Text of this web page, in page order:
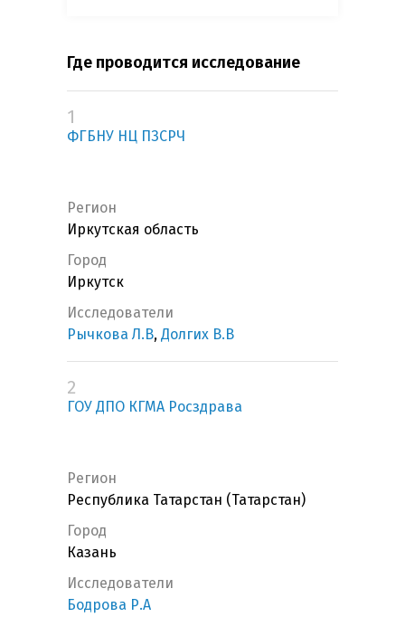
Где проводится исследование
1
ФГБНУ НЦ ПЗСРЧ
Регион
Иркутская область
Город
Иркутск
Исследователи
Рычкова Л.В, Долгих В.В
2
ГОУ ДПО КГМА Росздрава
Регион
Республика Татарстан (Татарстан)
Город
Казань
Исследователи
Бодрова Р.А